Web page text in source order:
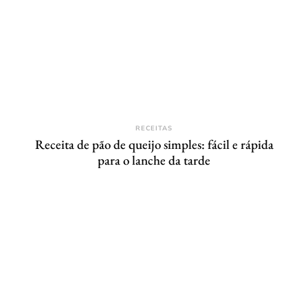
RECEITAS
Receita de pão de queijo simples: fácil e rápida
para o lanche da tarde